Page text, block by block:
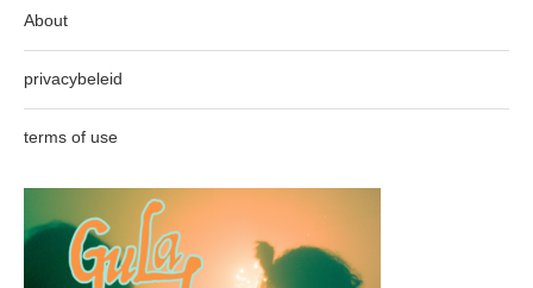
About
privacybeleid
terms of use